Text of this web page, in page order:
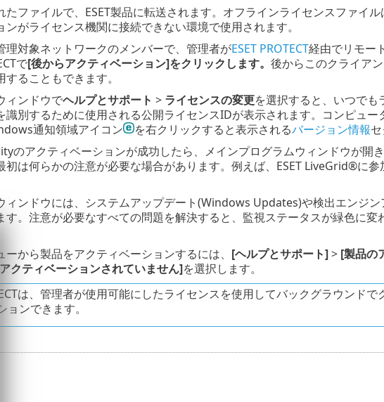
たファイルで、ESET製品に転送されます。オフラインライセンスファイ
がライセンス機関に接続できない環境で使用されます。
理対象ネットワークのメンバーで、管理者がESET PROTECT経由でリモー
で[後からアクティベーション]をクリックします。 後からこのクライア
ることもできます。
ィンドウでヘルプとサポート > ライセンスの変更を選択すると、いつでも
識別するために使用される公開ライセンスIDが表示されます。コンピュ
通知領域アイコン
を右クリックすると表示されるバージョン情報
のアクティベーションが成功したら、メインプログラムウィンドウが開き
初は何らかの注意が必要な場合があります。例えば、ESET LiveGrid®に
ィンドウには、システムアップデート(Windows Updates)や検出エンジ
。注意が必要なすべての問題を解決すると、監視ステータスが緑色に変
から製品をアクティベーションするには、 [ヘルプとサポート]> [製品の
アクティベーションされていません]を選択します。
は、管理者が使用可能にしたライセンスを使用してバックグラウンド
ョンできます。